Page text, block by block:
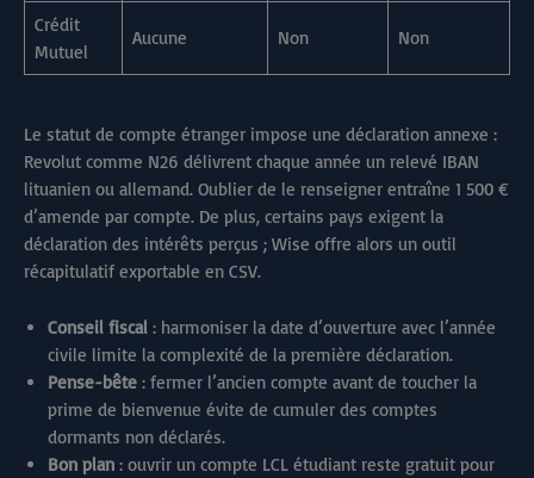
Crédit
Mutuel
Aucune Non Non
Le statut de compte étranger impose une déclaration annexe :
Revolut comme N26 délivrent chaque année un relevé IBAN
lituanien ou allemand. Oublier de le renseigner entraîne 1 500 €
d’amende par compte. De plus, certains pays exigent la
déclaration des intérêts perçus ; Wise offre alors un outil
récapitulatif exportable en CSV.
Conseil fiscal : harmoniser la date d’ouverture avec l’année
civile limite la complexité de la première déclaration.
Pense-bête : fermer l’ancien compte avant de toucher la
prime de bienvenue évite de cumuler des comptes
dormants non déclarés.
Bon plan : ouvrir un compte LCL étudiant reste gratuit pour